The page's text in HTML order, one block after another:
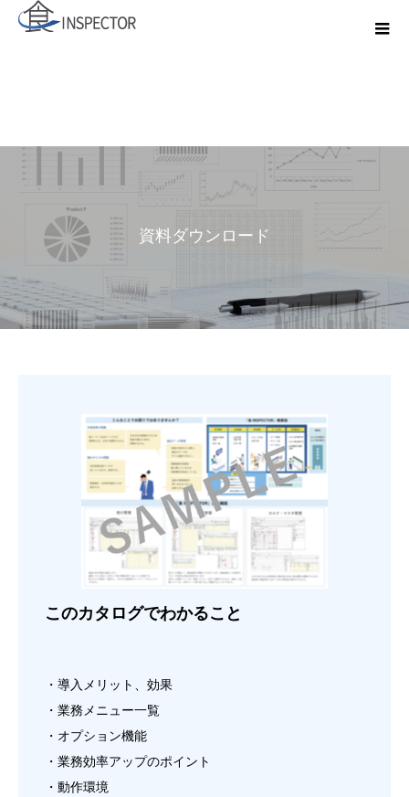
資料ダウンロード
このカタログでわかること
・導入メリット、効果
・業務メニュー一覧
・オプション機能
・業務効率アップのポイント
・動作環境